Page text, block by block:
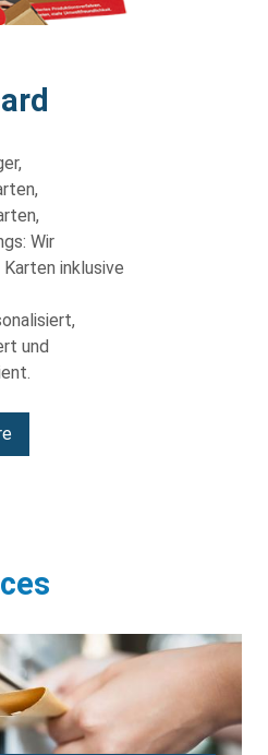
Wir
inklusive
und